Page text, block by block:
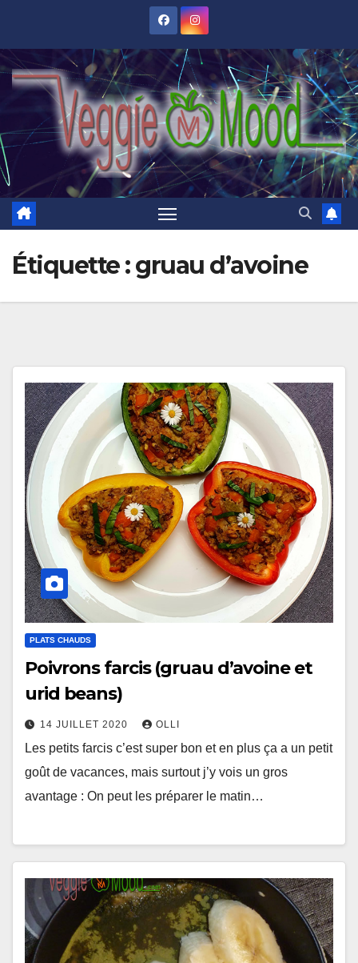
content
Étiquette :gruau d’avoine
PLATS CHAUDS
Poivrons farcis (gruau d’avoine et
urid beans)
14 JUILLET 2020 OLLI
Les petits farcis c’est super bon et en plus ça a un petit
goût de vacances, mais surtout j’y vois un gros
avantage : On peut les préparer le matin…